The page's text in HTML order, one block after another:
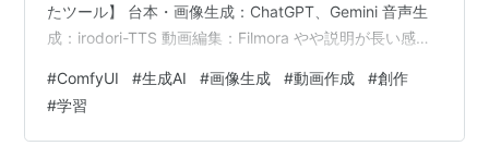
たツール】 台本・画像生成：ChatGPT、Gemini 音声生
成：irodori-TTS 動画編集：Filmora やや説明が長い感じ
って難しいですね。 ComfyUIの操作画面だと、どうして
も単調になってしまうので、少しでも動きを出せるよう
にクロップやパン＆ズームを駆使しようと頑張っている
#ComfyUI #生成AI #画像生成 #動画作成 #創作
#学習